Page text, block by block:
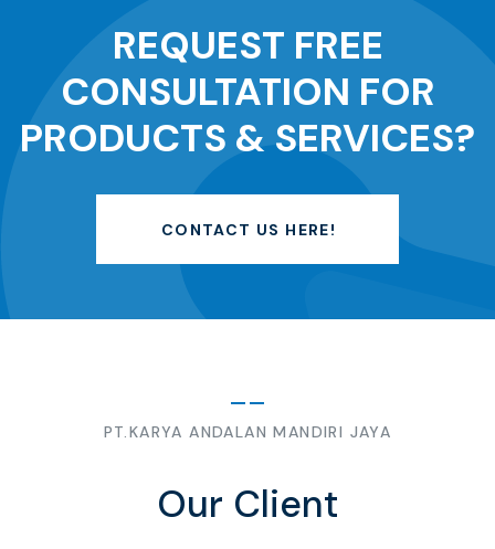
REQUEST FREE
CONSULTATION FOR
PRODUCTS & SERVICES?
CONTACT US HERE!
PT.KARYA ANDALAN MANDIRI JAYA
Our Client